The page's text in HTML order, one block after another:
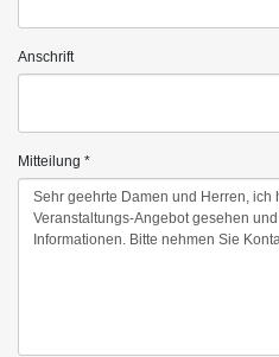
Anschrift
Mitteilung *